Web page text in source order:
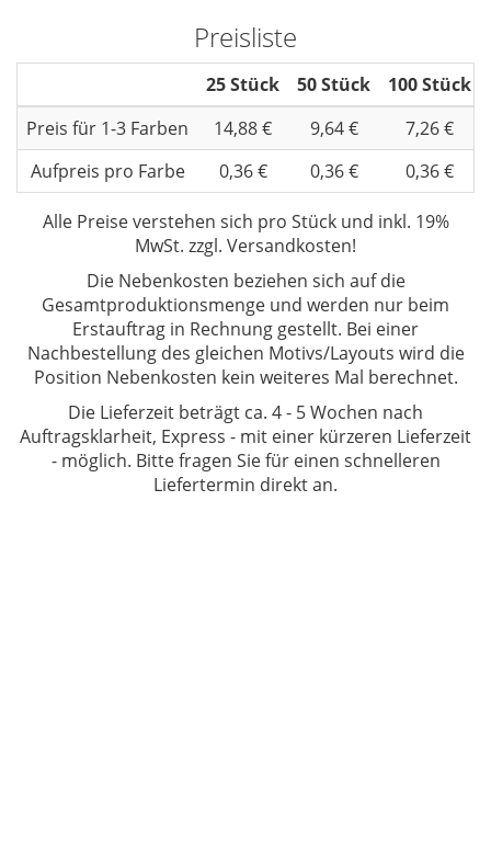
Preisliste
25 Stück 50 Stück 100 Stück
Preis für 1-3 Farben
14,88 € 9,64 €
7,26 €
Aufpreis pro Farbe
0,36 € 0,36 € 0,36 €
Alle Preise verstehen sich pro Stück und inkl. 19%
MwSt. zzgl. Versandkosten!
Die Nebenkosten beziehen sich auf die
Gesamtproduktionsmenge und werden nur beim
Erstauftrag in Rechnung gestellt. Bei einer
Nachbestellung des gleichen Motivs/Layouts wird die
Position Nebenkosten kein weiteres Mal berechnet.
Die Lieferzeit beträgt ca. 4 - 5 Wochen nach
Auftragsklarheit, Express - mit einer kürzeren Lieferzeit
- möglich. Bitte fragen Sie für einen schnelleren
Liefertermin direkt an.